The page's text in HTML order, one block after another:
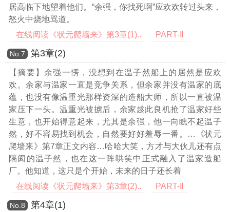
居高临下地望着他们。“余强，你找死啊”应欢欢转过头来，
怒火中烧地骂道。
在线阅读《状元爬墙来》第3章(1)..
PART-Ⅱ
Νο.7 第3章(2)
【摘要】余强一愣，没想到在温子然船上的居然是应欢
欢。余家与温家一直是竞争关系，但余家并没有温家的底
蕴，也没有像温重光那样资深的造船大师，所以一直被温
家压下一头。温重光被掳后，余家趁此良机抢了温家好些
生意，也开始得意起来，尤其是余强，他一向瞧不起温子
然，好不容易找到机会，自然要好好羞辱一番。
…《状元
爬墙来》第7章正文内容…哈哈大笑，方才与大伙儿还有点
隔阂的温子然，也在这一阵哄笑中正式融入了温家造船
厂。他知道，这只是个开始，未来的日子还长着
在线阅读《状元爬墙来》第3章(2)..
PART-Ⅱ
Νο.8 第4章(1)